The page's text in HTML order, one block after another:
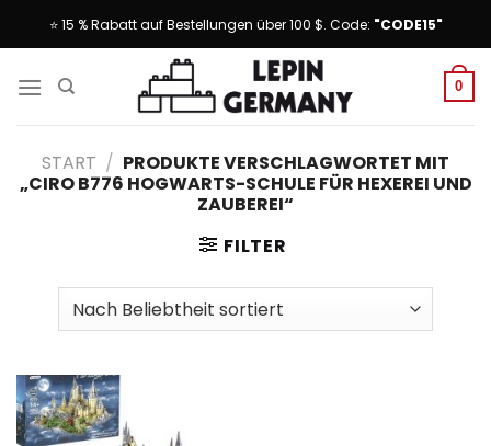
⭐ 15 % Rabatt auf Bestellungen über 100 $. Code: "CODE15"
0
START / PRODUKTE VERSCHLAGWORTET MIT
„CIRO B776 HOGWARTS-SCHULE FÜR HEXEREI UND
ZAUBEREI“
FILTER